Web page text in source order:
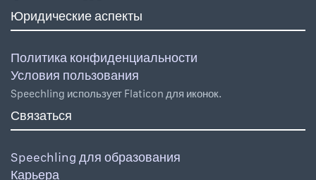
Юридические аспекты
Политика конфиденциальности
Условия пользования
Speechling использует Flaticon для иконок.
Связаться
Speechling для образования
Карьера